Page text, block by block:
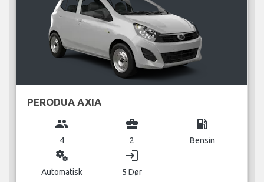
PERODUA AXIA
group
4
business_center
2
local_gas_station
Bensin
miscellaneous_services
Automatisk
login
5 Dør